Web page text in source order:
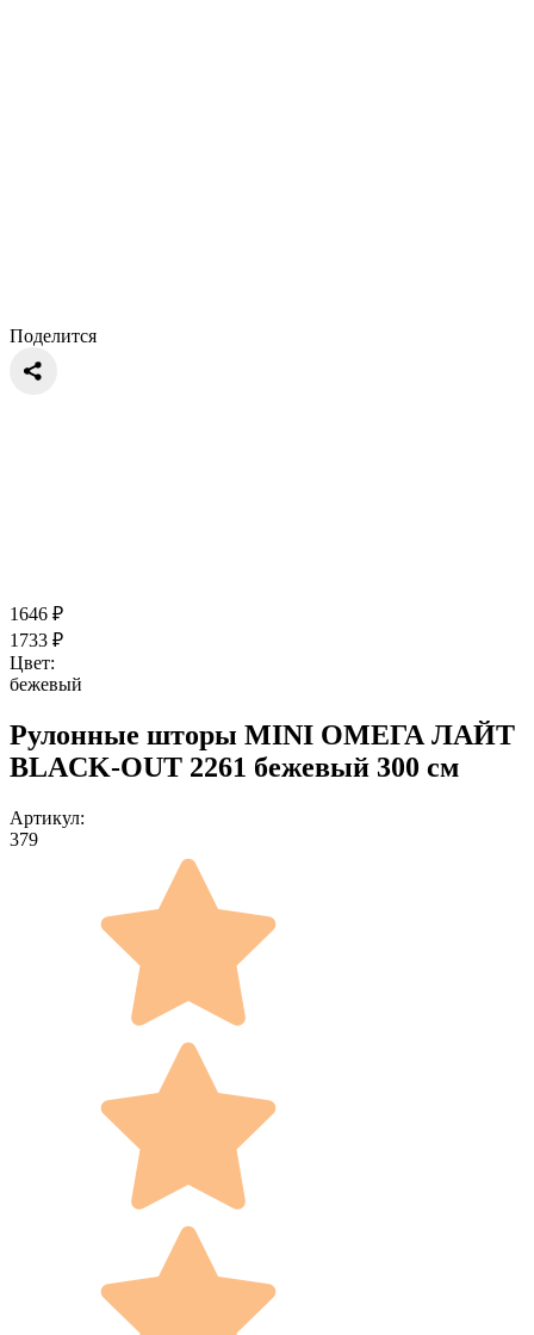
Поделится
1646 ₽
1733 ₽
Цвет:
бежевый
Рулонные шторы MINI ОМЕГА ЛАЙТ
BLACK-OUT 2261 бежевый 300 см
Артикул:
379